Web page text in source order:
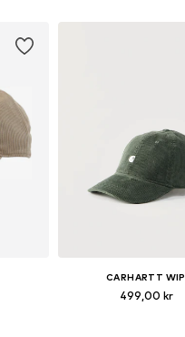
CARHARTT WIP
499,00 kr